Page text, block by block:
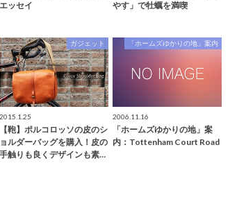
エッセイ
やす」で牡蠣を満喫
ガジェット
2015.1.25
【鞄】ポルコロッソの皮のシ
ョルダーバッグを購入！皮の
手触りも良くデザインも素…
「ホームズゆかりの地」案内
2006.11.16
「ホームズゆかりの地」案
内：Tottenham Court Road